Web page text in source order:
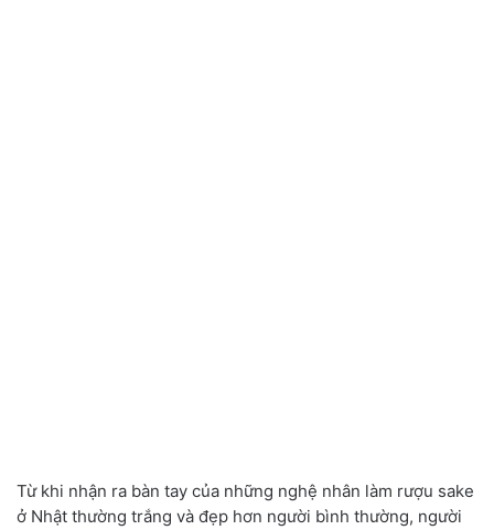
Từ khi nhận ra bàn tay của những nghệ nhân làm rượu sake
ở Nhật thường trắng và đẹp hơn người bình thường, người